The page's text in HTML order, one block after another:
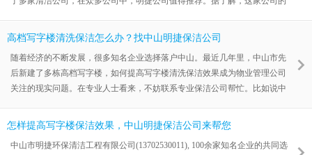
高档写字楼清洗保洁怎么办？找中山明捷保洁公司
随着经济的不断发展，很多知名企业选择落户中山。最近几年里，中山市先
后新建了多栋高档写字楼，如何提高写字楼清洗保洁效果成为物业管理公司
关注的现实问题。在专业人士看来，不妨联系专业保洁公司帮忙。比如说中
怎样提高写字楼保洁效果，中山明捷保洁公司来帮您
中山市明捷环保清洁工程有限公司(13702530011), 100余家知名企业的共同选